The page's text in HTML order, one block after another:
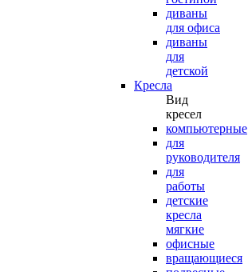
диваны
для офиса
диваны
для
детской
Кресла
Вид
кресел
компьютерные
для
руководителя
для
работы
детские
кресла
мягкие
офисные
вращающиеся